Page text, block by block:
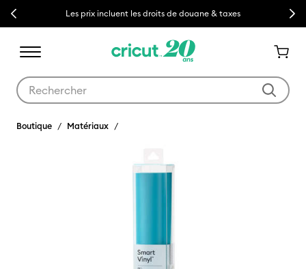
Previous Les prix incluent les droits de douane & taxes Next
Boutique Matériaux